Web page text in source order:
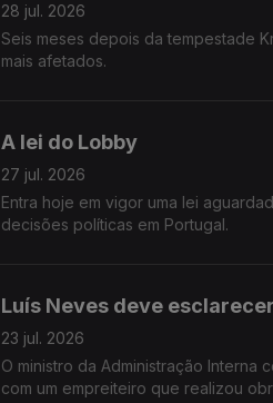
28 jul. 2026
Seis meses depois da tempestade
mais afetados.
A lei do Lobby
27 jul. 2026
Entra hoje em vigor uma lei
decisões políticas em Portugal.
Luís Neves deve
23 jul. 2026
O ministro da Administração
com um empreiteiro que realizou